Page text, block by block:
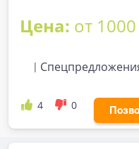
Цена: от
4 0